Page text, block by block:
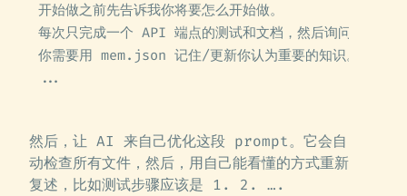
开始做之前先告诉我你将要怎么开始做。
每次只完成一个 API 端点的测试和文档，然后询问我是否
你需要用 mem.json 记住/更新你认为重要的知识。
...
然后，让 AI 来自己优化这段 prompt。它会自
动检查所有文件，然后，用自己能看懂的方式重新
复述，比如测试步骤应该是 1. 2. ….